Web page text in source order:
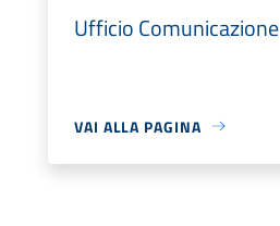
Ufficio Comunicazione
VAI ALLA PAGINA